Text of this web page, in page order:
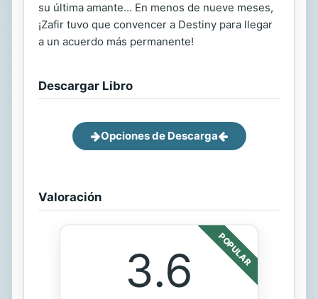
su última amante... En menos de nueve meses,
¡Zafir tuvo que convencer a Destiny para llegar
a un acuerdo más permanente!
Descargar Libro
Opciones de Descarga
Valoración
POPULAR
3.6